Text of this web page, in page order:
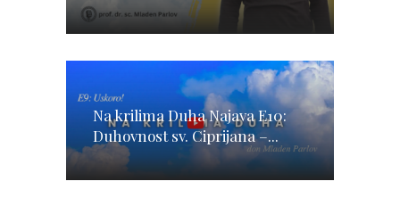
Na krilima Duha Najava E10:
Duhovnost sv. Ciprijana –...